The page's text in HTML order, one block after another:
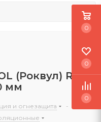
(Роквул) RWL
мм
и огнезащита
-
0
0
0